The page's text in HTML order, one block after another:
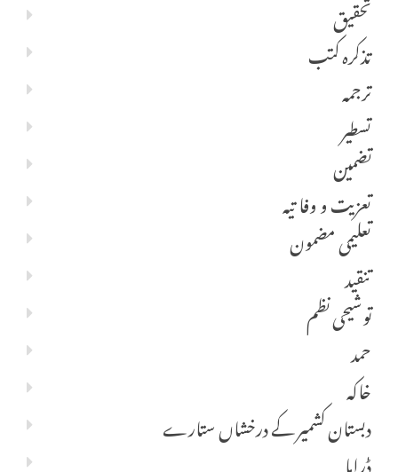
تحقیق
تذکرہ کتب
ترجمہ
تسطیر
تضمین
تعزیت و وفا تیہ
تعلیمی مضمون
تنقید
توشیحی نظم
حمد
خاکہ
دبستان کشمیر کے درخشاں ستارے
ڈراما